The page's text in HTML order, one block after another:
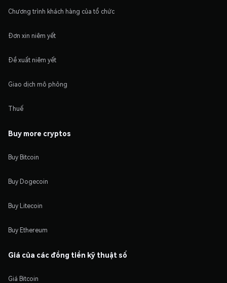
Chương trình khách hàng của tổ chức
Đơn xin niêm yết
Đề xuất niêm yết
Giao dịch mô phỏng
Thuế
Buy more cryptos
Buy Bitcoin
Buy Dogecoin
Buy Litecoin
Buy Ethereum
Giá của các đồng tiền kỹ thuật số
Giá Bitcoin